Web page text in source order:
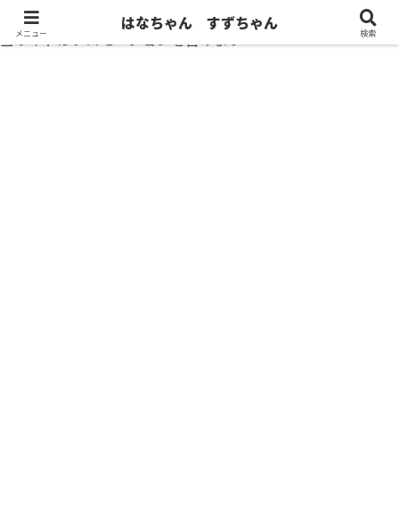
当サイトはプロモーションを含みます
メニュー
はなちゃん すずちゃん
検索